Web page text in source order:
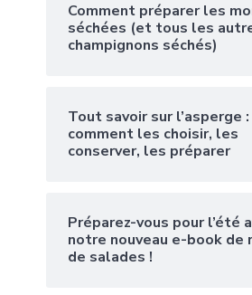
Comment préparer les
séchées (et tous les
champignons séchés)
Tout savoir sur l’asperge :
comment les choisir, les
conserver, les préparer
Préparez-vous pour l’été
notre nouveau e-book de
de salades !